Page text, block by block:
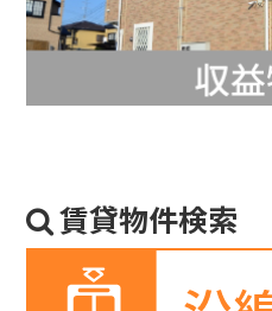
賃貸物件検索